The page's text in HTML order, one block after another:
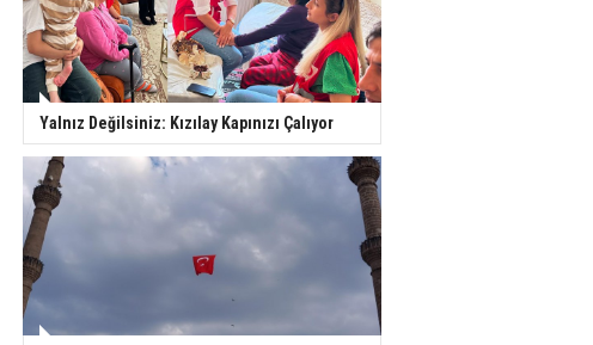
Yalnız Değilsiniz: Kızılay Kapınızı Çalıyor